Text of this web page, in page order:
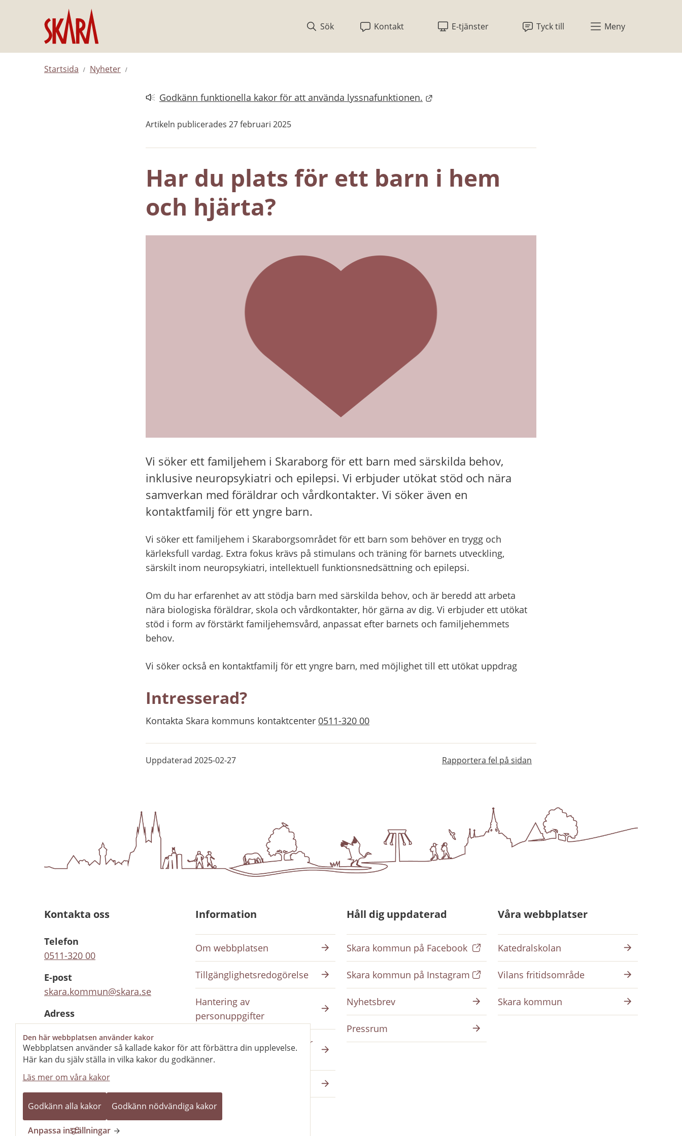
Den här webbplatsen använder kakor
Webbplatsen använder så kallade kakor för att förbättra din upplevelse.
Här kan du själv ställa in vilka kakor du godkänner.
Läs mer om våra kakor
Godkänn alla kakor Godkänn nödvändiga kakor
Anpassa inställningar
Hoppa till innehåll
Sök
Kontakt E-tjänster Tyck till Meny
Startsida Nyheter
Godkänn funktionella kakor för att använda lyssnafunktionen.
Länk till annan webbplats.
Artikeln publicerades 27 februari 2025
Har du plats för ett barn i hem
och hjärta?
Vi söker ett familjehem i Skaraborg för ett barn med särskilda behov,
inklusive neuropsykiatri och epilepsi. Vi erbjuder utökat stöd och nära
samverkan med föräldrar och vårdkontakter. Vi söker även en
kontaktfamilj för ett yngre barn.
Vi söker ett familjehem i Skaraborgsområdet för ett barn som behöver en trygg och
kärleksfull vardag. Extra fokus krävs på stimulans och träning för barnets utveckling,
särskilt inom neuropsykiatri, intellektuell funktionsnedsättning och epilepsi.
Om du har erfarenhet av att stödja barn med särskilda behov, och är beredd att arbeta
nära biologiska föräldrar, skola och vårdkontakter, hör gärna av dig. Vi erbjuder ett utökat
stöd i form av förstärkt familjehemsvård, anpassat efter barnets och familjehemmets
behov.
Vi söker också en kontaktfamilj för ett yngre barn, med möjlighet till ett utökat uppdrag
Intresserad?
Kontakta Skara kommuns kontaktcenter 0511-320 00
Uppdaterad 2025-02-27 Rapportera fel på sidan
Kontakta oss
Telefon
0511-320 00
E-post
skara.kommun@skara.se
Adress
Södra kyrkogatan 2, 532 88
Skara
Organisationsnummer
212000-1702
Kontaktcenter
Öppnar kl 08.00
Information
Om webbplatsen
Tillgänglighetsredogörelse
Hantering av
personuppgifter
Inloggning på intranätet för
anställda
Håll dig uppdaterad
Skara kommun på Facebook
Skara kommun på Instagram
Nyhetsbrev
Pressrum
Våra webbplatser
Katedralskolan
Vilans fritidsområde
Skara kommun